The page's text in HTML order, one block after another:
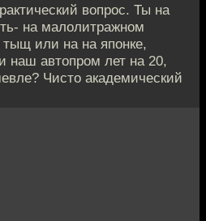
вопрос. Ты на
на малолитражном
или на на японке,
наш автопром лет на 20,
Чисто академический